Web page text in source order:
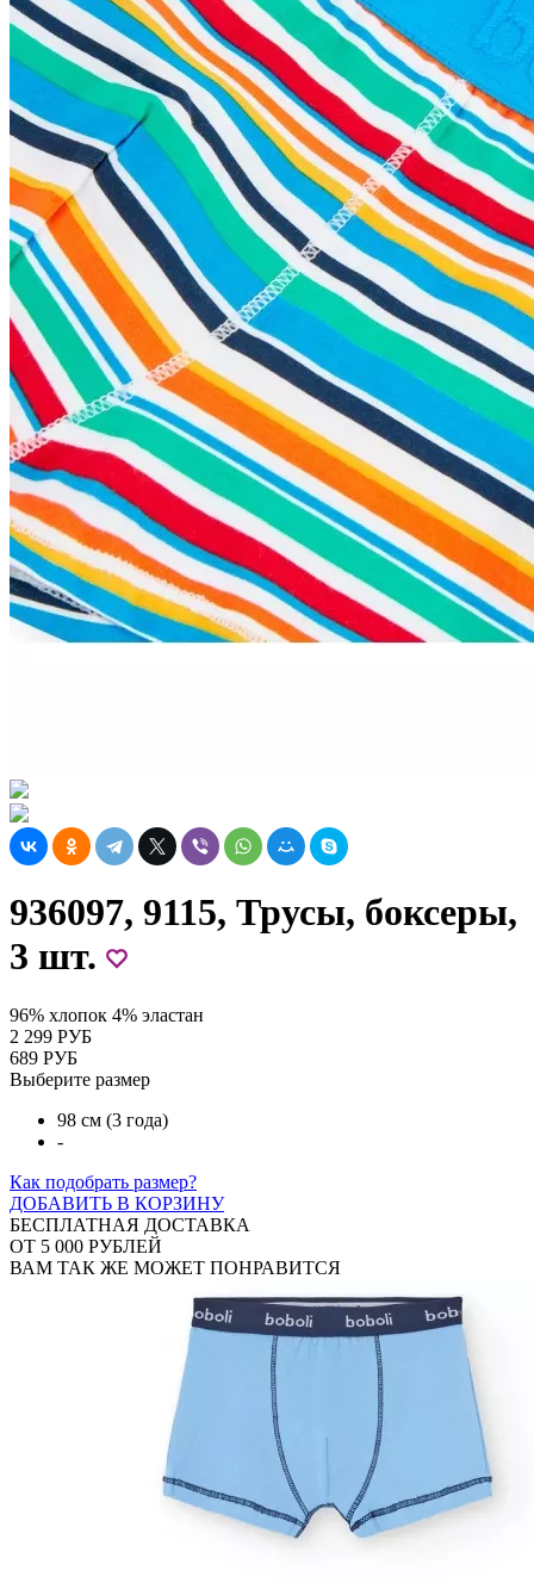
936097, 9115, Трусы, боксеры,
3 шт.
96% хлопок 4% эластан
2 299 РУБ
689 РУБ
Выберите размер
98 см (3 года)
-
Как подобрать размер?
ДОБАВИТЬ В КОРЗИНУ
БЕСПЛАТНАЯ ДОСТАВКА
ОТ 5 000 РУБЛЕЙ
ВАМ ТАК ЖЕ МОЖЕТ ПОНРАВИТСЯ